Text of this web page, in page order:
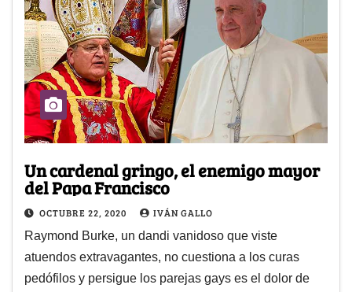
Un cardenal gringo, el enemigo mayor
del Papa Francisco
OCTUBRE 22, 2020 IVÁN GALLO
Raymond Burke, un dandi vanidoso que viste
atuendos extravagantes, no cuestiona a los curas
pedófilos y persigue los parejas gays es el dolor de